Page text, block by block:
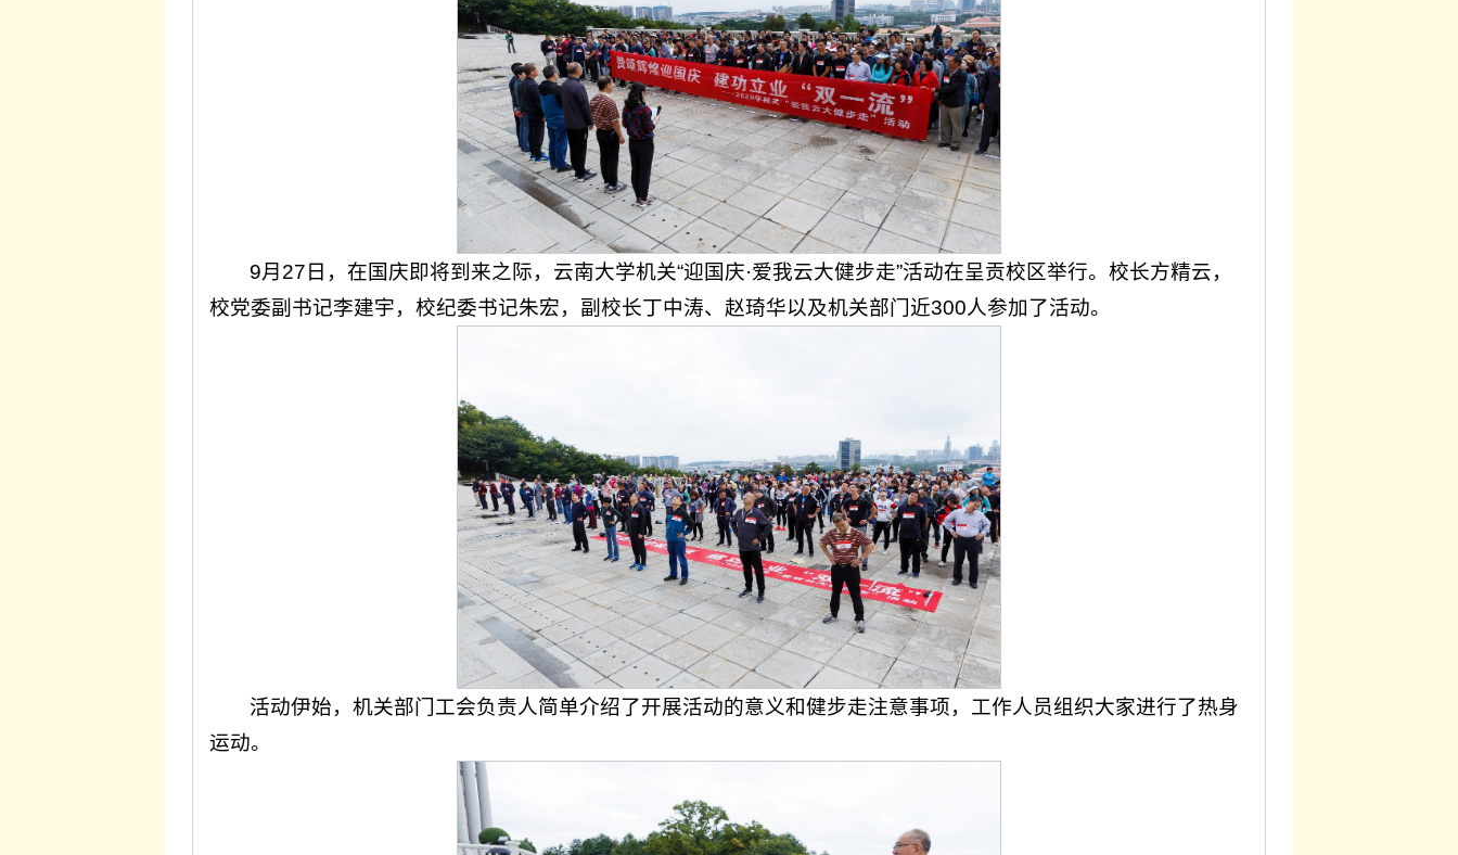
9月27日，在国庆即将到来之际，云南大学机关“迎国庆·爱我云大健步走”活动在呈贡校区举行。校长方精云，
校党委副书记李建宇，校纪委书记朱宏，副校长丁中涛、赵琦华以及机关部门近300人参加了活动。
活动伊始，机关部门工会负责人简单介绍了开展活动的意义和健步走注意事项，工作人员组织大家进行了热身
运动。